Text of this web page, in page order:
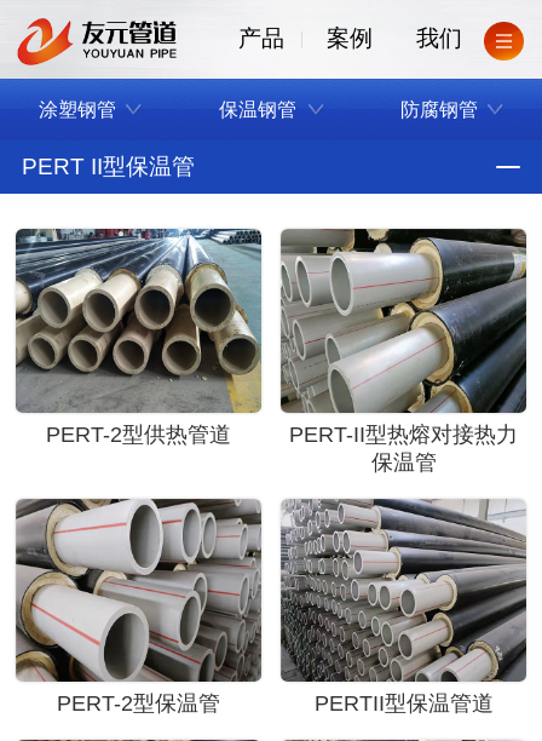
产品 案例 我们
涂塑钢管 保温钢管 防腐钢管
PERT II型保温管
PERT-2型供热管道
PERT-II型热熔对接热力
保温管
PERT-2型保温管 PERTII型保温管道